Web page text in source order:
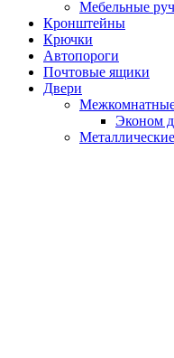
Мебельные
Кронштейны
Крючки
Автопороги
Почтовые ящики
Двери
Эконом